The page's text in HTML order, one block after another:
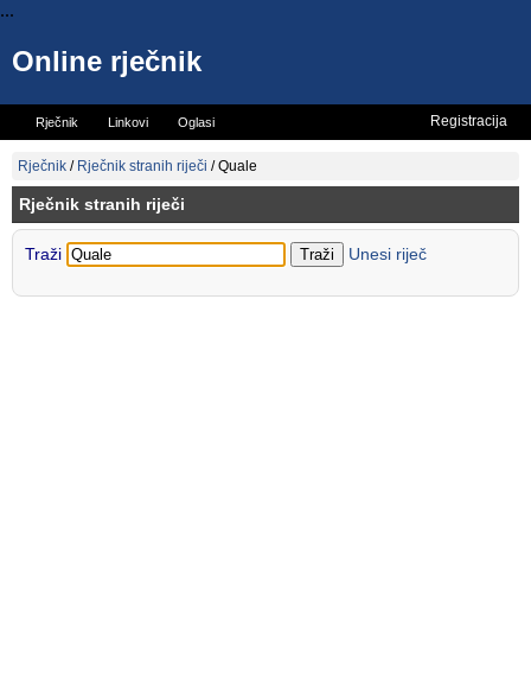
...
Online rječnik
Rječnik Linkovi Oglasi
Vicevi Mini rječnik
Registracija
Rječnik / Rječnik stranih riječi /Quale
Rječnik stranih riječi
Traži Unesi riječ